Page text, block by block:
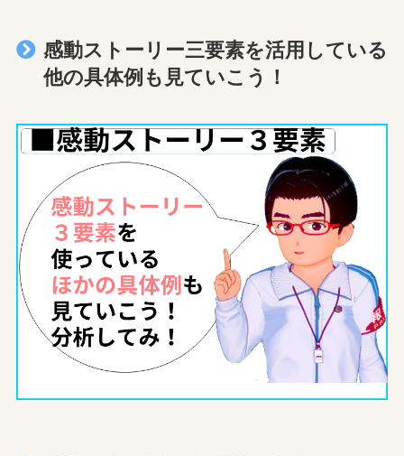
感動ストーリー三要素を活用している
他の具体例も見ていこう！